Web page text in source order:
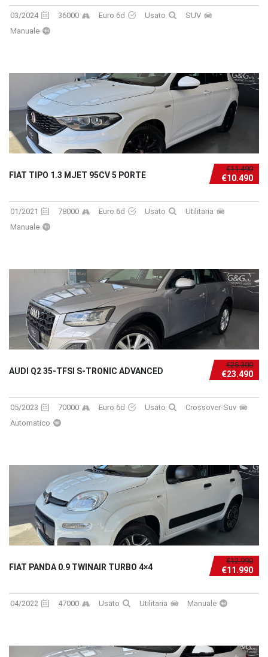
03/2024 36000 Euro 6d Usato
SUV
Manuale
€11.490
€10.490
FIAT TIPO 1.3 MJET 95CV 5 PORTE
01/2021 78000 Euro 6d Usato
Utilitaria
Manuale
€25.300
€23.490
AUDI Q2 35-TFSI S-TRONIC ADVANCED
05/2023 70000 Euro 6d Usato
Crossover-Suv
Automatico
€12.990
€11.990
FIAT PANDA 0.9 TWINAIR TURBO 4×4
04/2022 47000 Usato Utilitaria Manuale